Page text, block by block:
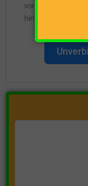
vom
hinsichtlich eines